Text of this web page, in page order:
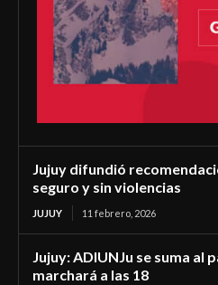
Jujuy difundió
seguro y sin violencias
JUJUY 11 febrero, 2026
Jujuy: ADIUNJu se suma al
marchará a las 18